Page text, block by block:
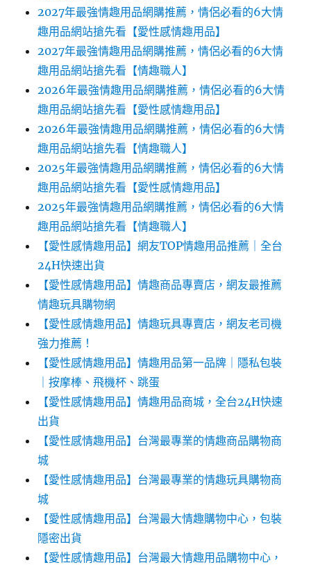
2027年最強情趣用品網購推薦，情侶必看的6大情
趣用品網站搶先看【愛性感情趣用品】
2027年最強情趣用品網購推薦，情侶必看的6大情
趣用品網站搶先看【情趣職人】
2026年最強情趣用品網購推薦，情侶必看的6大情
趣用品網站搶先看【愛性感情趣用品】
2026年最強情趣用品網購推薦，情侶必看的6大情
趣用品網站搶先看【情趣職人】
2025年最強情趣用品網購推薦，情侶必看的6大情
趣用品網站搶先看【愛性感情趣用品】
2025年最強情趣用品網購推薦，情侶必看的6大情
趣用品網站搶先看【情趣職人】
【愛性感情趣用品】網友TOP情趣用品推薦｜全台
24H快速出貨
【愛性感情趣用品】情趣商品專賣店，網友最推薦
情趣玩具購物網
【愛性感情趣用品】情趣玩具專賣店，網友老司機
強力推薦！
【愛性感情趣用品】情趣用品第一品牌｜隱私包裝
｜按摩棒、飛機杯、跳蛋
【愛性感情趣用品】情趣用品商城，全台24H快速
出貨
【愛性感情趣用品】台灣最專業的情趣商品購物商
城
【愛性感情趣用品】台灣最專業的情趣玩具購物商
城
【愛性感情趣用品】台灣最大情趣購物中心，包裝
隱密出貨
【愛性感情趣用品】台灣最大情趣用品購物中心，